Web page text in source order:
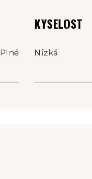
Plné
KYSELOST
Nízká